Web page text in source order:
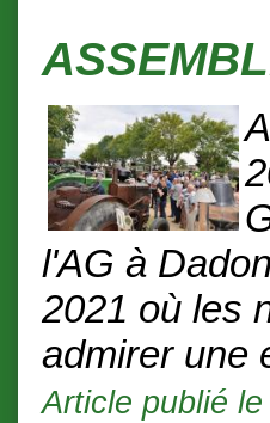
l'AG à
2021 où les
admirer une
Article publié